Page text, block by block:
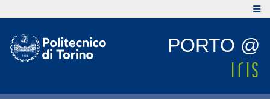
PORTO @